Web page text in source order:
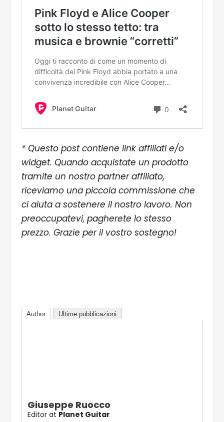
* Questo post contiene link affiliati e/o
widget. Quando acquistate un prodotto
tramite un nostro partner affiliato,
riceviamo una piccola commissione che
ci aiuta a sostenere il nostro lavoro. Non
preoccupatevi, pagherete lo stesso
prezzo. Grazie per il vostro sostegno!
Author Ultime pubblicazioni
Giuseppe Ruocco
Editor at Planet Guitar